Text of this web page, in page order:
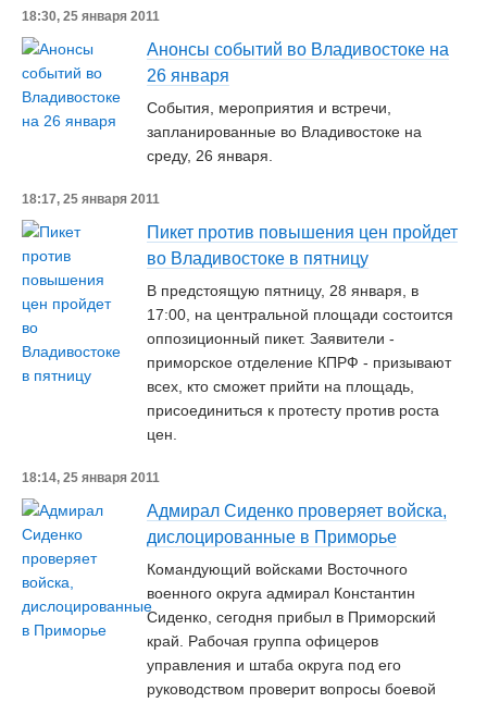
18:30, 25 января 2011
Анонсы событий во Владивостоке на
26 января
События, мероприятия и встречи,
запланированные во Владивостоке на
среду, 26 января.
18:17, 25 января 2011
Пикет против повышения цен пройдет
во Владивостоке в пятницу
В предстоящую пятницу, 28 января, в
17:00, на центральной площади состоится
оппозиционный пикет. Заявители -
приморское отделение КПРФ - призывают
всех, кто сможет прийти на площадь,
присоединиться к протесту против роста
цен.
18:14, 25 января 2011
Адмирал Сиденко проверяет войска,
дислоцированные в Приморье
Командующий войсками Восточного
военного округа адмирал Константин
Сиденко, сегодня прибыл в Приморский
край. Рабочая группа офицеров
управления и штаба округа под его
руководством проверит вопросы боевой